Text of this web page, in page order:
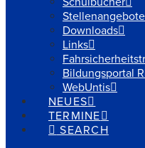
Stellenangebote
Downloads
Links
Bildungsportal
WebUntis
NEUES
TERMINE
SEARCH